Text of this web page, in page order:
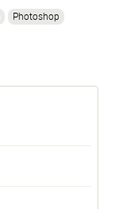
Photoshop